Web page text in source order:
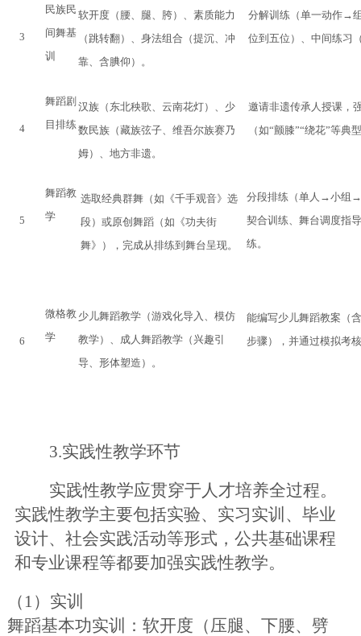
3
民族民
间舞基
训
软开度（腰、腿、胯）、素质能力
（跳转翻）、身法组合（提沉、冲
靠、含腆仰）
。
分解训练（单一动作→
位到五位）、中间练习
4
舞蹈剧
目排练
汉族（东北秧歌、云南花灯）、少
数民族（藏族弦子、维吾尔族赛乃
姆）、地方非遗。
邀请非遗传承人授课，
（如“颤膝”“绕花”等典
5
舞蹈教
学
选取经典群舞（如《千手观音》选
段）或原创舞蹈（如《功夫街
舞》），完成从排练到舞台呈现。
分段排练（单人 →小组→
契合训练、舞台调度指
练 。
6
微格教
学
少儿舞蹈教学（游戏化导入、模仿
教学）、成人舞蹈教学（兴趣引
导、形体塑造）
。
能编写少儿舞蹈教案（
步骤），并通过模拟考
3.实践性教学环节
实践性教学应贯穿于人才培养全过程。
实践性教学主要包括实验、实习实训、毕业
设计、社会实践活动等形式，公共基础课程
和专业课程等都要加强实践性教学。
（ 1）实训
舞蹈基本功实训：软开度（压腿、下腰、劈